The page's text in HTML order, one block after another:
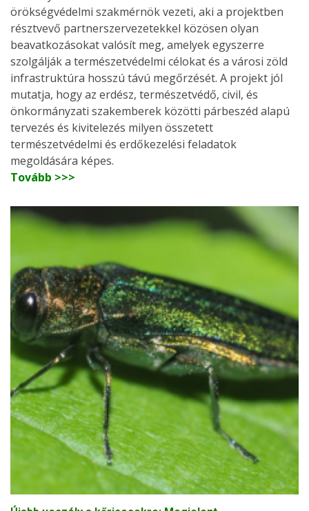
örökségvédelmi szakmérnök vezeti, aki a projektben
résztvevő partnerszervezetekkel közösen olyan
beavatkozásokat valósít meg, amelyek egyszerre
szolgálják a természetvédelmi célokat és a városi zöld
infrastruktúra hosszú távú megőrzését. A projekt jól
mutatja, hogy az erdész, természetvédő, civil, és
önkormányzati szakemberek közötti párbeszéd alapú
tervezés és kivitelezés milyen összetett
természetvédelmi és erdőkezelési feladatok
megoldására képes.
Tovább >>>